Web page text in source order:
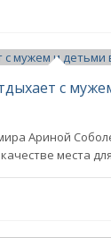
с
Ариной
места